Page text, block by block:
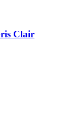
Clair